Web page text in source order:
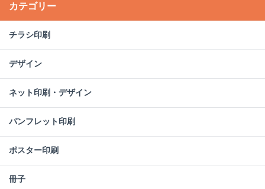
カテゴリー
チラシ印刷
デザイン
ネット印刷・デザイン
パンフレット印刷
ポスター印刷
冊子